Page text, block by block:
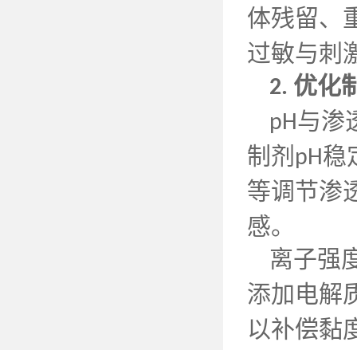
体残留、
过敏与刺
2. 优化
pH与渗
制剂 pH稳
等调节渗
感。
离子强
添加电解
以补偿黏